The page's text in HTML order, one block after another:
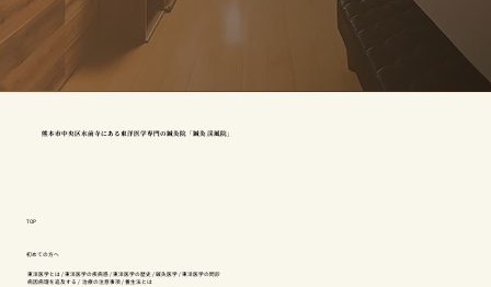
熊本市中央区水前寺にある東洋医学専門の鍼灸院「鍼灸 渓風院」
TOP
初めての方へ
東洋医学とは / 東洋医学の疾病感/ 東洋医学の歴史/鍼灸医学/ 東洋医学の問診
病因病理を追及する / 治療の注意事項/養生法とは